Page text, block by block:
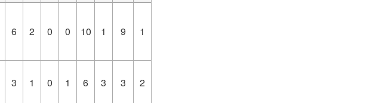
6 2 0 0 10 1 9 1
3 1 0 1 6 3 3 2